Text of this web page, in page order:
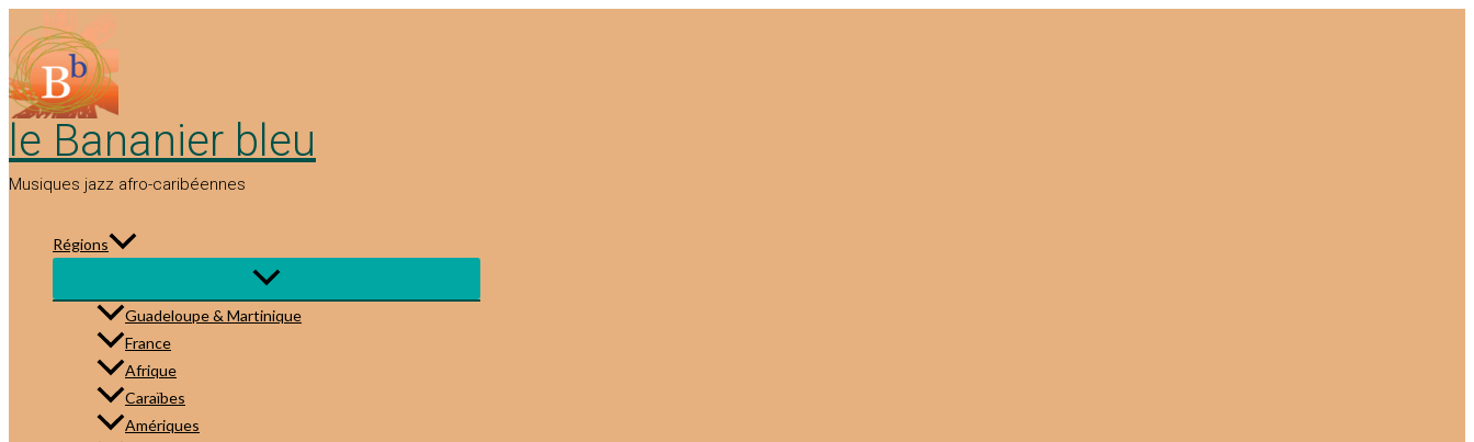
au
contenu
le Bananier bleu
Musiques jazz afro-caribéennes
Régions
Guadeloupe & Martinique
France
Afrique
Caraïbes
Amériques